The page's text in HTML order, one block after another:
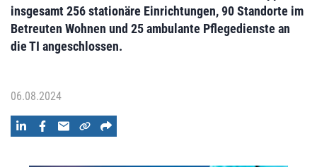
insgesamt 256 stationäre Einrichtungen, 90 Standorte im
Betreuten Wohnen und 25 ambulante Pflegedienste an
die TI angeschlossen.
06.08.2024